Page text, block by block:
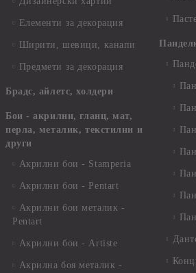
Елементи за декорация
Ширити, шевици, канапи
Предмети за декорация
Брадс, айлетс, холдери
Бои - акрилни, гланц, мат,
перла, металик, текстилни и
други
Акрилни бои - Stamperia
Акрилни бои - Pentart
Акрилни бои металик -
Pentart
Акрилни бои - Artiste
Акрилна боя металик -